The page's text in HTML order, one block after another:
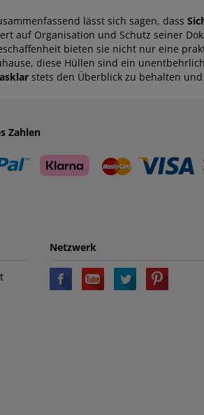
lässt sich sagen, dass
auf Organisation und Schutz seiner
bieten sie nicht nur eine
diese Hüllen sind ein
stets den Überblick zu behalten
Zahlen
Netzwerk